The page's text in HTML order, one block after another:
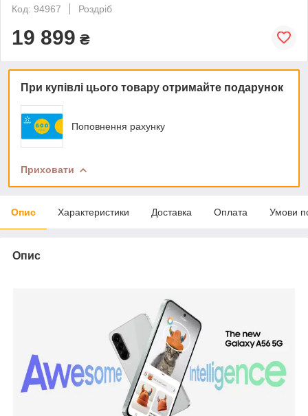
Код: 94967
Роздріб
19 899 ₴
При купівлі цього товару отримайте подарунок
Поповнення рахунку
Приховати
Опис Характеристики Доставка Оплата Умови
Опис